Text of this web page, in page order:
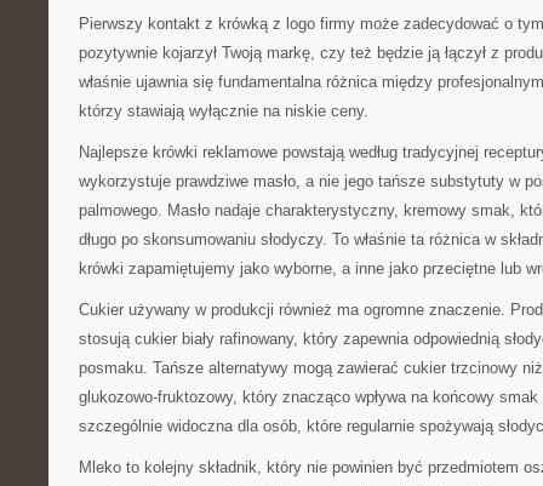
Pierwszy kontakt z krówką z logo firmy może zadecydować o
pozytywnie kojarzył Twoją markę, czy też będzie ją łączył z
właśnie ujawnia się fundamentalna różnica między
którzy stawiają wyłącznie na niskie ceny.
Najlepsze krówki reklamowe powstają według tradycyjnej
wykorzystuje prawdziwe masło, a nie jego tańsze substytuty w
palmowego. Masło nadaje charakterystyczny, kremowy smak,
długo po skonsumowaniu słodyczy. To właśnie ta różnica w
krówki zapamiętujemy jako wyborne, a inne jako przeciętne lub
Cukier używany w produkcji również ma ogromne znaczenie.
stosują cukier biały rafinowany, który zapewnia odpowiednią
posmaku. Tańsze alternatywy mogą zawierać cukier trzcinowy
glukozowo-fruktozowy, który znacząco wpływa na końcowy
szczególnie widoczna dla osób, które regularnie spożywają
Mleko to kolejny składnik, który nie powinien być przedmiotem